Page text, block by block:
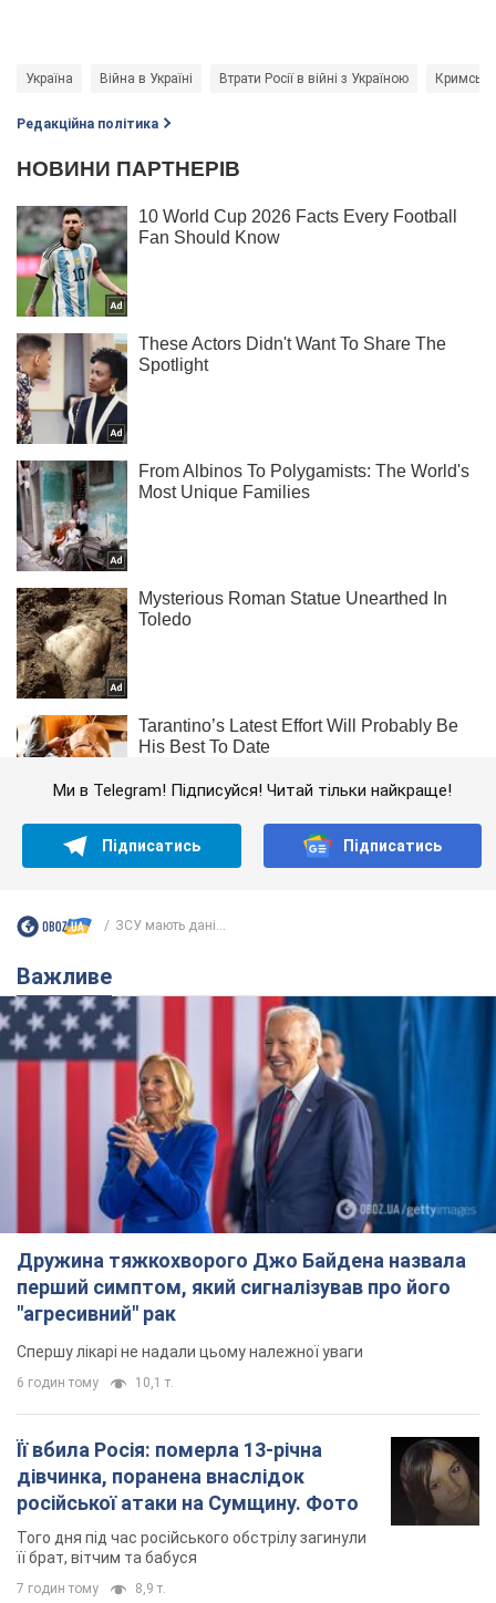
Україна Війна в Україні Втрати Росії в війні з Україною
Редакційна політика
Ми в Telegram! Підписуйся! Читай тільки найкраще!
ЗСУ мають дані...
Важливе
Дружина тяжкохворого Джо Байдена назвала
перший симптом, який сигналізував про його
"агресивний" рак
Спершу лікарі не надали цьому належної уваги
6 годин тому 10,1 т.
Її вбила Росія: померла 13-річна
дівчинка, поранена внаслідок
російської атаки на Сумщину. Фото